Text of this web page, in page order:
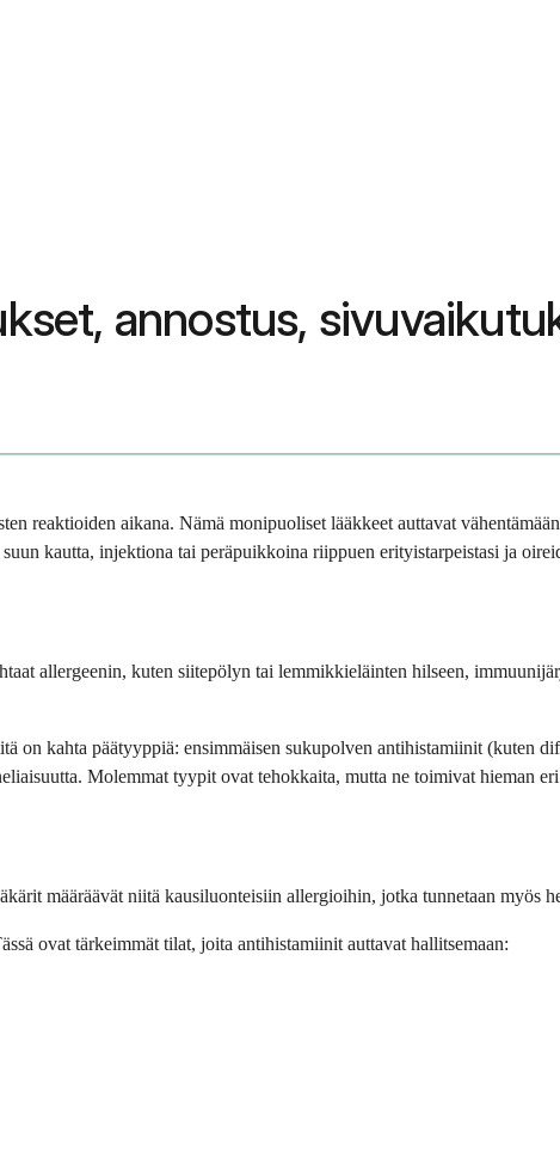
annostus,
reaktioiden aikana. Nämä monipuoliset lääkkeet auttavat
kautta, injektiona tai peräpuikkoina riippuen erityistarpeistasi ja
allergeenin, kuten siitepölyn tai lemmikkieläinten hilseen,
kahta päätyyppiä: ensimmäisen sukupolven antihistamiinit (kuten
Molemmat tyypit ovat tehokkaita, mutta ne toimivat hieman eri
määräävät niitä kausiluonteisiin allergioihin, jotka tunnetaan myös
ovat tärkeimmät tilat, joita antihistamiinit auttavat hallitsemaan: